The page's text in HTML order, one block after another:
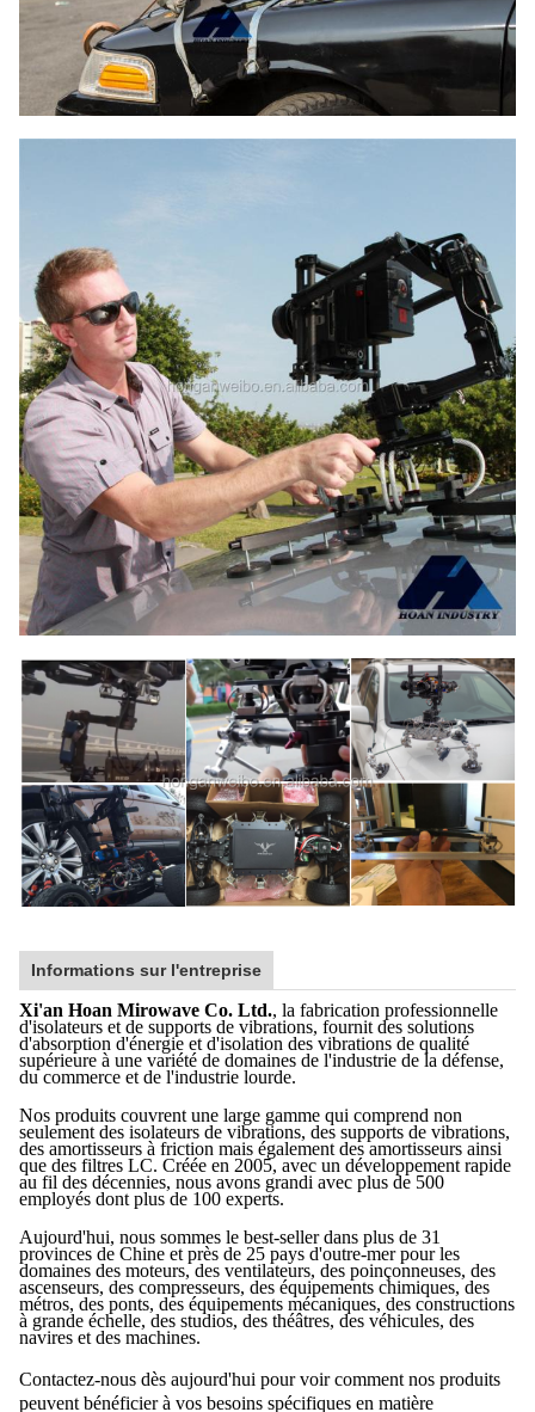
Informations sur l'entreprise
Xi'an Hoan Mirowave Co. Ltd., la fabrication professionnelle
d'isolateurs et de supports de vibrations, fournit des solutions
d'absorption d'énergie et d'isolation des vibrations de qualité
supérieure à une variété de domaines de l'industrie de la défense,
du commerce et de l'industrie lourde.
Nos produits couvrent une large gamme qui comprend non
seulement des isolateurs de vibrations, des supports de vibrations,
des amortisseurs à friction mais également des amortisseurs ainsi
que des filtres LC. Créée en 2005, avec un développement rapide
au fil des décennies, nous avons grandi avec plus de 500
employés dont plus de 100 experts.
Aujourd'hui, nous sommes le best-seller dans plus de 31
provinces de Chine et près de 25 pays d'outre-mer pour les
domaines des moteurs, des ventilateurs, des poinçonneuses, des
ascenseurs, des compresseurs, des équipements chimiques, des
métros, des ponts, des équipements mécaniques, des constructions
à grande échelle, des studios, des théâtres, des véhicules, des
navires et des machines.
Contactez-nous dès aujourd'hui pour voir comment nos produits
peuvent bénéficier à vos besoins spécifiques en matière